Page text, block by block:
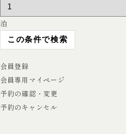
泊
会員登録
会員専用マイページ
予約の確認・変更
予約のキャンセル